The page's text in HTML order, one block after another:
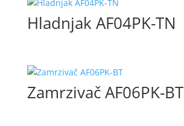
Hladnjak AF04PK-TN
Zamrzivač AF06PK-BT